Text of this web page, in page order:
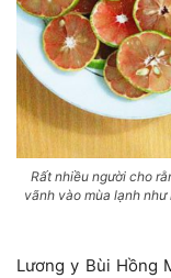
Rất nhiều người cho
vãnh vào mùa lạnh
Lương y Bùi Hồng